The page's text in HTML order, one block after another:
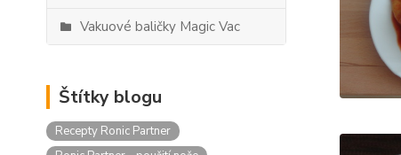
Vakuové baličky Magic Vac
Štítky blogu
Recepty Ronic Partner